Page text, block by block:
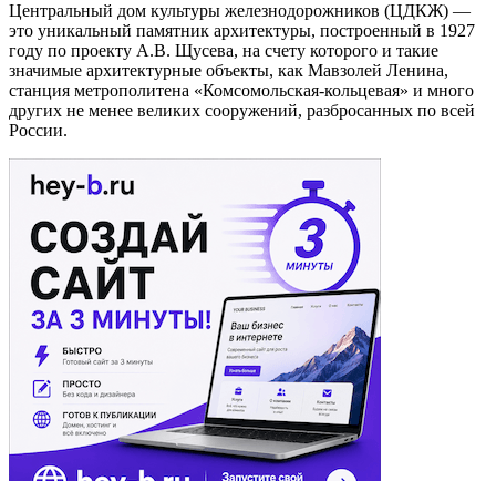
Центральный дом культуры железнодорожников (ЦДКЖ) —
это уникальный памятник архитектуры, построенный в 1927
году по проекту А.В. Щусева, на счету которого и такие
значимые архитектурные объекты, как Мавзолей Ленина,
станция метрополитена «Комсомольская-кольцевая» и много
других не менее великих сооружений, разбросанных по всей
России.